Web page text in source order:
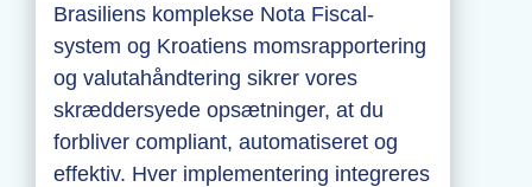
Brasiliens komplekse Nota Fiscal-
system og Kroatiens momsrapportering
og valutahåndtering sikrer vores
skræddersyede opsætninger, at du
forbliver compliant, automatiseret og
effektiv. Hver implementering integreres